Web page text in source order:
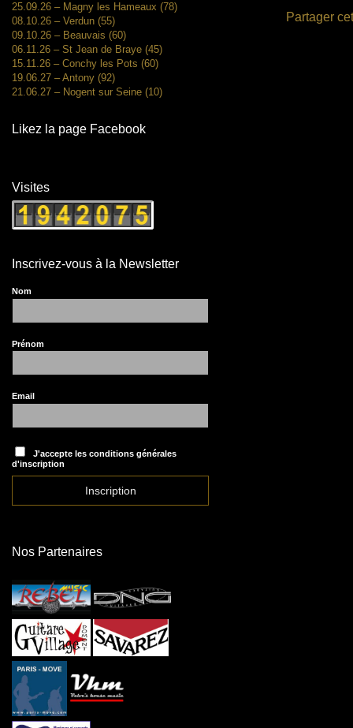
Partager
25.09.26 – Magny les Hameaux (78)
08.10.26 – Verdun (55)
09.10.26 – Beauvais (60)
06.11.26 – St Jean de Braye (45)
15.11.26 – Conchy les Pots (60)
19.06.27 – Antony (92)
21.06.27 – Nogent sur Seine (10)
Likez la page Facebook
Visites
Inscrivez-vous à la Newsletter
Nom
Prénom
Email
J'accepte les conditions générales
d'inscription
Nos Partenaires